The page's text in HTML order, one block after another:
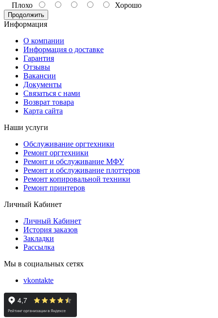
Плохо
Хорошо
Продолжить
Информация
О компании
Информация о доставке
Гарантия
Отзывы
Вакансии
Документы
Связаться с нами
Возврат товара
Карта сайта
Наши услуги
Обслуживание оргтехники
Ремонт оргтехники
Ремонт и обслуживание МФУ
Ремонт и обслуживание плоттеров
Ремонт копировальной техники
Ремонт принтеров
Личный Кабинет
Личный Кабинет
История заказов
Закладки
Рассылка
Мы в социальных сетях
vkontakte